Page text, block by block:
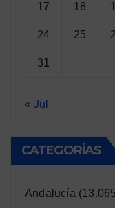
17 18
24 25
31
« Jul
CATEGORÍAS
Andalucía